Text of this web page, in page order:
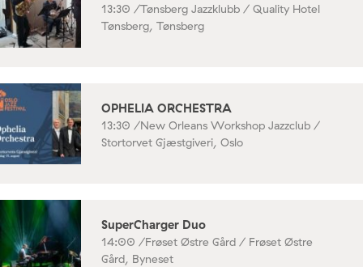
13:30 /Tønsberg Jazzklubb / Quality Hotel
Tønsberg, Tønsberg
OPHELIA ORCHESTRA
13:30 /New Orleans Workshop Jazzclub /
Stortorvet Gjæstgiveri, Oslo
SuperCharger Duo
14:00 /Frøset Østre Gård / Frøset Østre
Gård, Byneset